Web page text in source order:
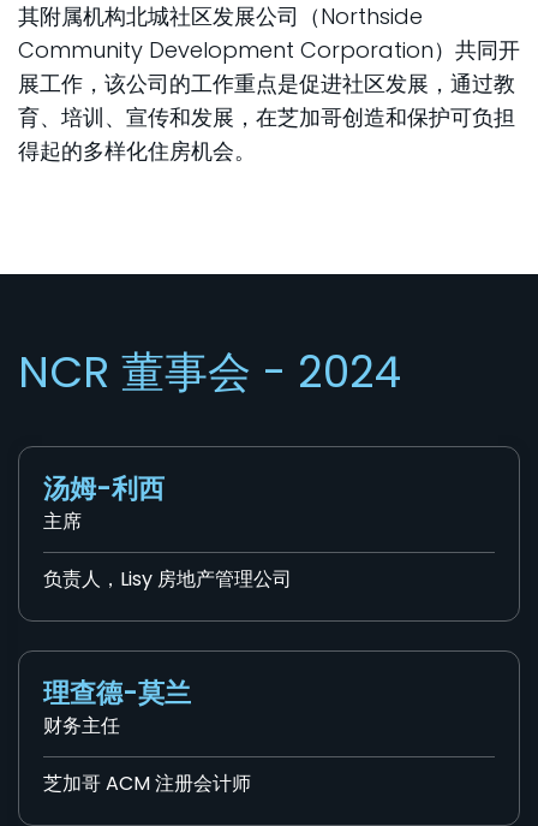
其附属机构北城社区发展公司（Northside
Community Development Corporation）共同开
展工作，该公司的工作重点是促进社区发展，通过教
育、培训、宣传和发展，在芝加哥创造和保护可负担
得起的多样化住房机会。
NCR 董事会 - 2024
汤姆-利西
主席
负责人，Lisy 房地产管理公司
理查德-莫兰
财务主任
芝加哥 ACM 注册会计师